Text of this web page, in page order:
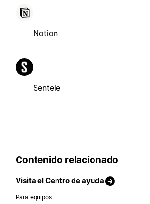
Notion
Sentele
Contenido relacionado
Visita el Centro de ayuda
Para equipos